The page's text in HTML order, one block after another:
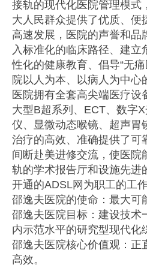
接轨的现代化医院管理模式
大人民群众提供了优质、
高速发展，医院的声誉和
入标准化的临床路径、建
性化的健康教育、倡导“无
院以人为本、以病人为中心
医院拥有全套高尖端医疗
大型B超系列、ECT、数字
仪、显微动态喉镜、超声胃
治疗的高效、准确提供了可
间断赴美进修交流，使医
轨的学术报告厅和设施先进
开通的ADSL网为职工的工
邵逸夫医院的使命：最大可
邵逸夫医院目标：建设技术
内示范水平的研究型现代化
邵逸夫医院核心价值观：正
高效。